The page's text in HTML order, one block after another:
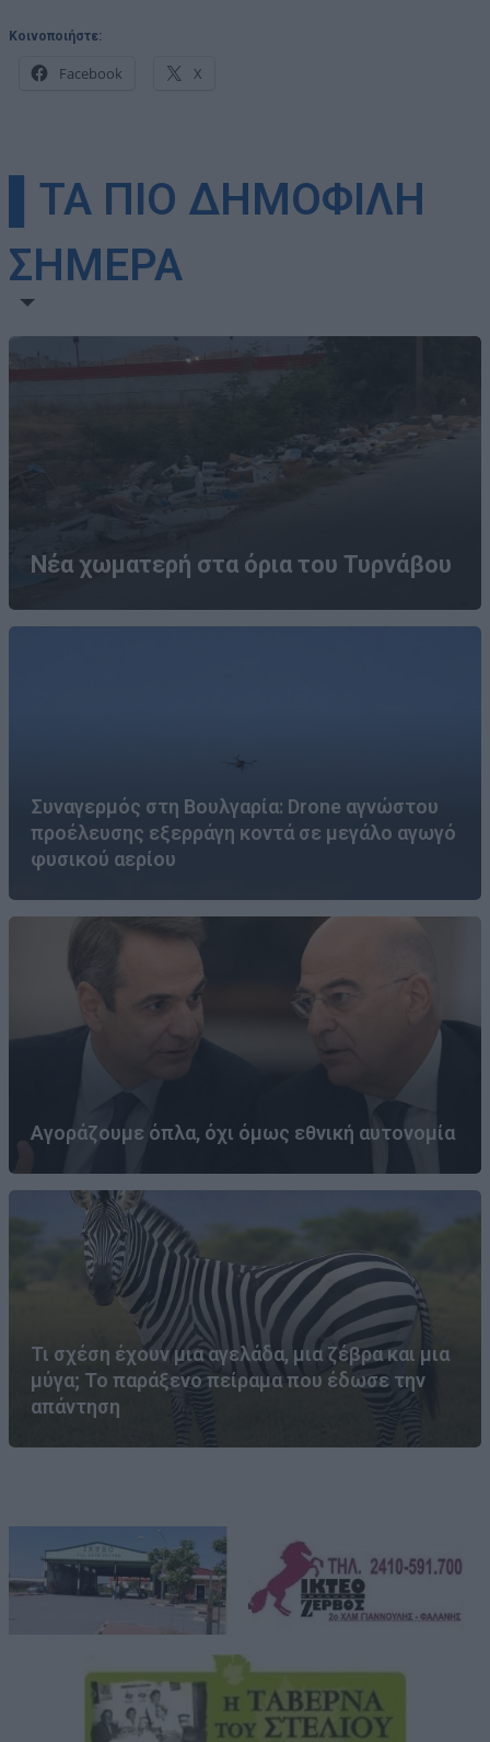
Κοινοποιήστε:
Facebook X
▌ΤΑ ΠΙΟ ΔΗΜΟΦΙΛΗ
ΣΗΜΕΡΑ
Νέα χωματερή στα όρια του Τυρνάβου
Συναγερμός στη Βουλγαρία: Drone αγνώστου
προέλευσης εξερράγη κοντά σε μεγάλο αγωγό
φυσικού αερίου
Αγοράζουμε όπλα, όχι όμως εθνική αυτονομία
Τι σχέση έχουν μια αγελάδα, μια ζέβρα και μια
μύγα; Το παράξενο πείραμα που έδωσε την
απάντηση